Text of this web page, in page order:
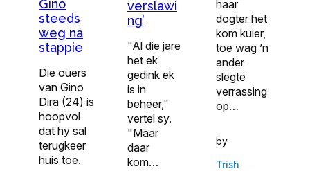
Gino
steeds
weg ná
stappie
Die ouers
van Gino
Dira (24) is
hoopvol
dat hy sal
terugkeer
huis toe.
verslawi
ng’
"Al die jare
het ek
gedink ek
is in
beheer,"
vertel sy.
"Maar
daar
kom…
haar
dogter het
kom kuier,
toe wag ’n
ander
slegte
verrassing
op…
by
Trish